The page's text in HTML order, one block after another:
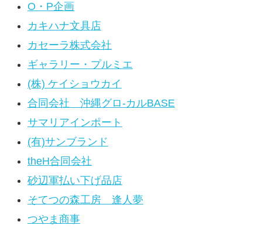
O・P企画
カキハナ文具店
カセーラ株式会社
ギャラリー・プルミエ
(株) ケイショウカイ
合同会社 沖縄グロ-カルBASE
サマリアインポート
(有)サンブランド
theH合同会社
砂辺軍払い下げ品店
そてつの森工房 逢人夢
つやま商事